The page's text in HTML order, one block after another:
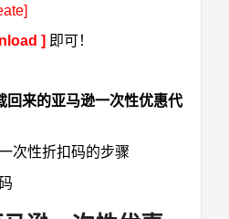
] 即可！
回来的亚马逊一次性优惠代
次性折扣码的步骤